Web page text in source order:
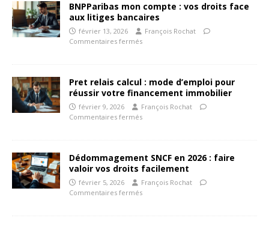
BNPParibas mon compte : vos droits face
aux litiges bancaires
février 13, 2026
François Rochat
Commentaires fermés
Pret relais calcul : mode d’emploi pour
réussir votre financement immobilier
février 9, 2026
François Rochat
Commentaires fermés
Dédommagement SNCF en 2026 : faire
valoir vos droits facilement
février 5, 2026
François Rochat
Commentaires fermés